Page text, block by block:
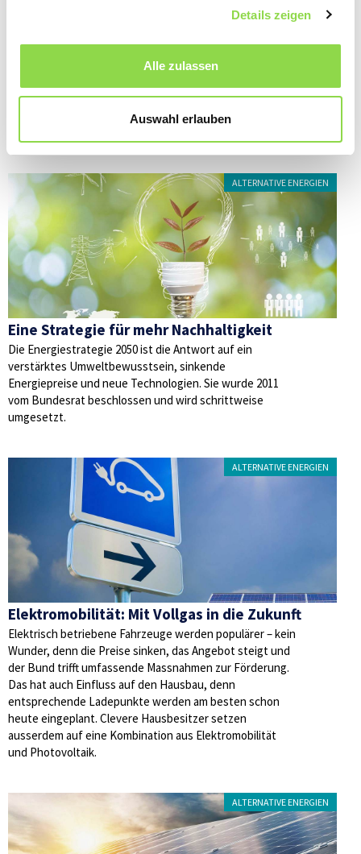
Details zeigen
Alle zulassen
Auswahl erlauben
Schweiz unabhängiger vom Weltgeschehen machen – die
ALTERNATIVE ENERGIEN
Eine Strategie für mehr Nachhaltigkeit
Die Energiestrategie 2050 ist die Antwort auf ein
verstärktes Umweltbewusstsein, sinkende
Energiepreise und neue Technologien. Sie wurde 2011
vom Bundesrat beschlossen und wird schrittweise
umgesetzt.
ALTERNATIVE ENERGIEN
Elektromobilität: Mit Vollgas in die Zukunft
Elektrisch betriebene Fahrzeuge werden populärer – kein
Wunder, denn die Preise sinken, das Angebot steigt und
der Bund trifft umfassende Massnahmen zur Förderung.
Das hat auch Einfluss auf den Hausbau, denn
entsprechende Ladepunkte werden am besten schon
heute eingeplant. Clevere Hausbesitzer setzen
ausserdem auf eine Kombination aus Elektromobilität
und Photovoltaik.
ALTERNATIVE ENERGIEN